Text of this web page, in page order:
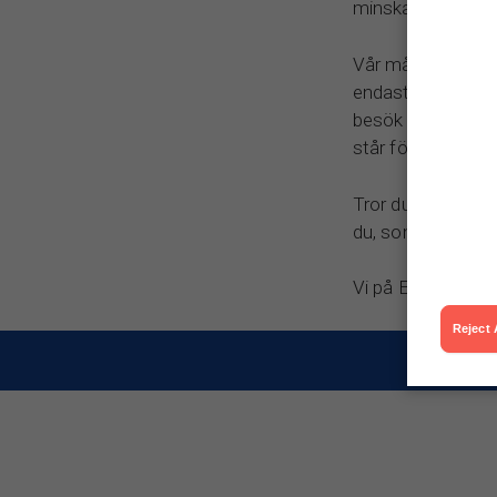
minska
Vår målsättning
endast nås
besök med
står för – våra
Tror du, som vi,
du, som vi, att
Vi på Ekofisk –
Reject